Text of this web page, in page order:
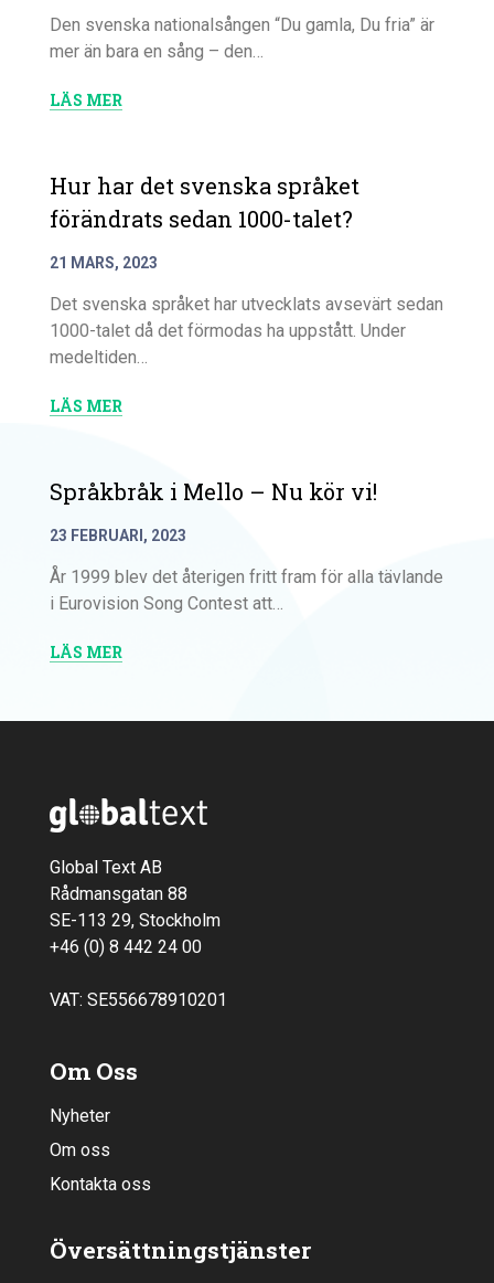
Den svenska nationalsången “Du gamla, Du fria” är
mer än bara en sång – den…
LÄS MER
Hur har det svenska språket
förändrats sedan 1000-talet?
21 MARS, 2023
Det svenska språket har utvecklats avsevärt sedan
1000-talet då det förmodas ha uppstått. Under
medeltiden…
LÄS MER
Språkbråk i Mello – Nu kör vi!
23 FEBRUARI, 2023
År 1999 blev det återigen fritt fram för alla tävlande
i Eurovision Song Contest att…
LÄS MER
Global Text AB
Rådmansgatan 88
SE-113 29, Stockholm
+46 (0) 8 442 24 00
VAT: SE556678910201
Om Oss
Nyheter
Om oss
Kontakta oss
Översättningstjänster